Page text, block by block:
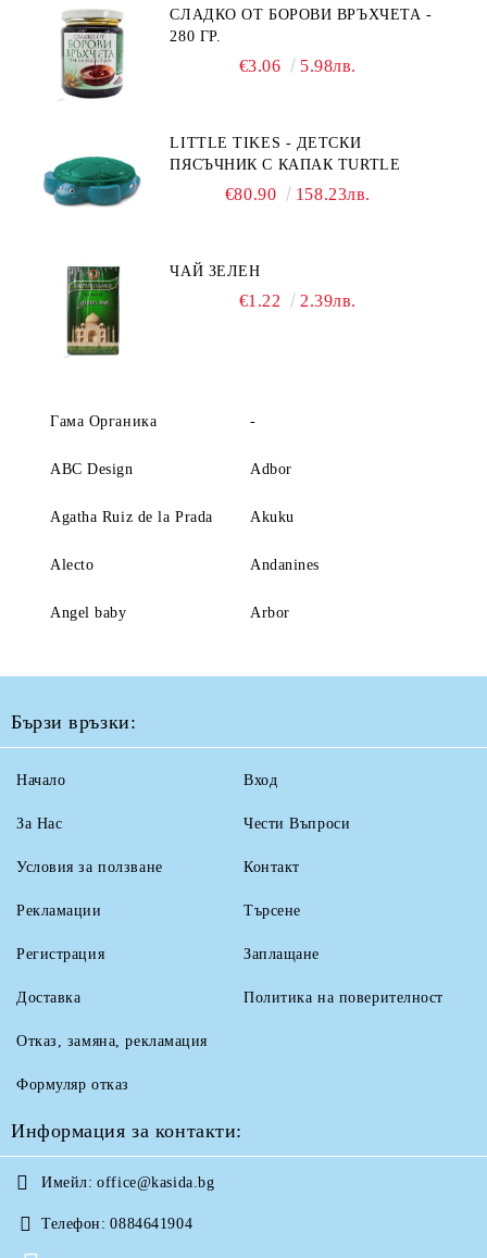
СЛАДКО ОТ БОРОВИ ВРЪХЧЕТА -
280 ГР.
€3.06 5.98лв.
LITTLE TIKES - ДЕТСКИ
ПЯСЪЧНИК С КАПАК TURTLE
€80.90 158.23лв.
ЧАЙ ЗЕЛЕН
€1.22 2.39лв.
Гама Органика -
ABC Design Adbor
Agatha Ruiz de la Prada Akuku
Alecto Andanines
Angel baby Arbor
Бързи връзки:
Начало
За Нас
Условия за ползване
Рекламации
Вход
Чести Въпроси
Контакт
Търсене
Регистрация
Доставка
Отказ, замяна, рекламация
Формуляр отказ
Заплащане
Политика на поверителност
Информация за контакти:
Имейл: office@kasida.bg
Телефон: 0884641904